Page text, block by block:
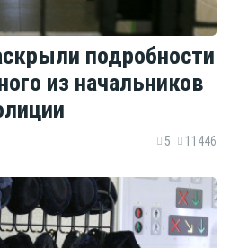
подробности
из начальников
5 11446